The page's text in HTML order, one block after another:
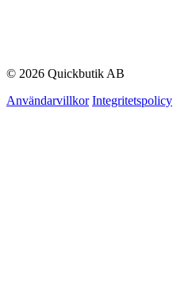
© 2026 Quickbutik AB
Användarvillkor Integritetspolicy